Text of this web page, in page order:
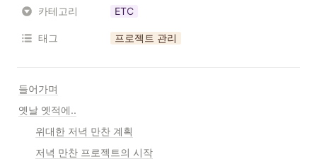
카테고리 ETC
태그 프로젝트 관리
들어가며
옛날 옛적에..
위대한 저녁 만찬 계획
저녁 만찬 프로젝트의 시작